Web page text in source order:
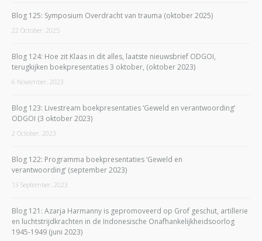
Blog 125: Symposium Overdracht van trauma (oktober 2025)
22 October, 2025
Blog 124: Hoe zit Klaas in dit alles, laatste nieuwsbrief ODGOI,
terugkijken boekpresentaties 3 oktober, (oktober 2023)
6 November, 2023
Blog 123: Livestream boekpresentaties ‘Geweld en verantwoording’
ODGOI (3 oktober 2023)
2 October, 2023
Blog 122: Programma boekpresentaties ‘Geweld en
verantwoording’ (september 2023)
13 September, 2023
Blog 121: Azarja Harmanny is gepromoveerd op Grof geschut, artillerie
en luchtstrijdkrachten in de Indonesische Onafhankelijkheidsoorlog
1945-1949 (juni 2023)